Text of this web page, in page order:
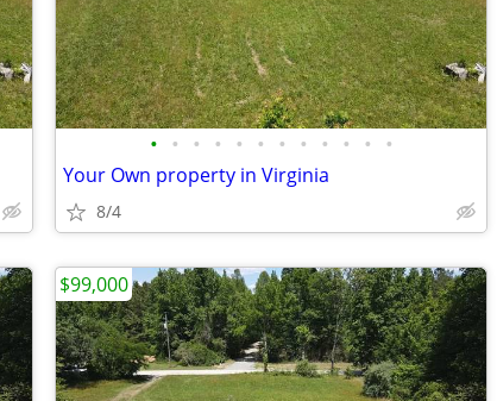
• • • • • • • • • • • •
Your Own property in Virginia
8/4
$99,000